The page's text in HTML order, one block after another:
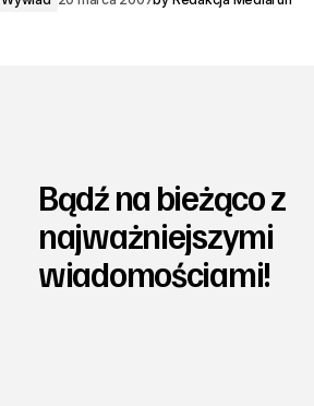
Bądź na bieżąco z
najważniejszymi
wiadomościami!